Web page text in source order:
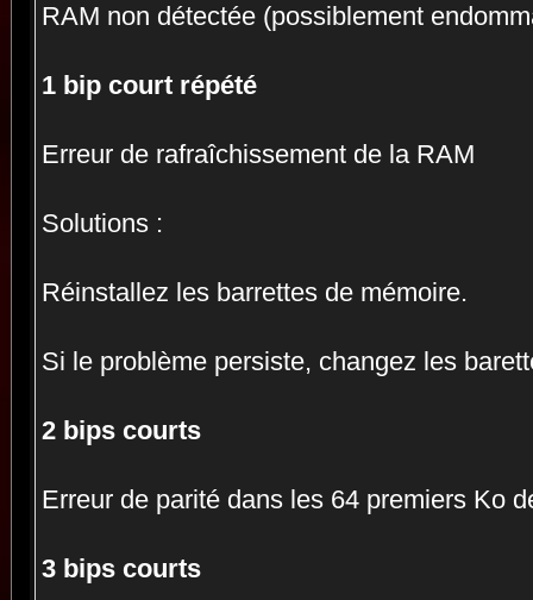
RAM non détectée (possiblement
1 bip court répété
Erreur de rafraîchissement de la RAM
Solutions :
Réinstallez les barrettes de mémoire.
Si le problème persiste, changez les
2 bips courts
Erreur de parité dans les 64 premiers Ko
3 bips courts